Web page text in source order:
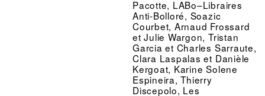
Pacotte, LABo–Libraires
Anti-Bolloré, Soazic
Courbet, Arnaud Frossard
et Julie Wargon, Tristan
Garcia et Charles Sarraute,
Clara Laspalas et Danièle
Kergoat, Karine Solene
Espineira, Thierry
Discepolo, Les